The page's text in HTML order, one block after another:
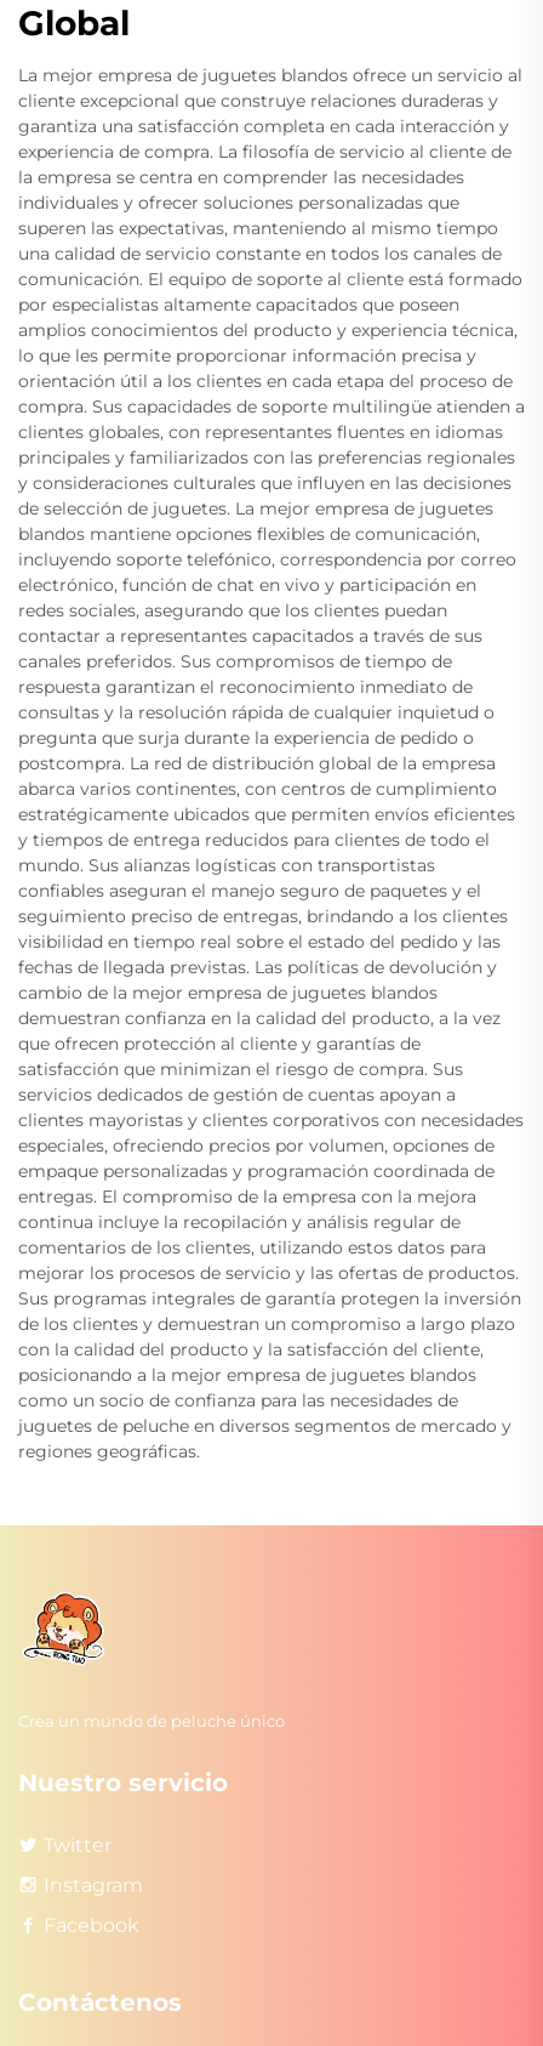
Global
La mejor empresa de juguetes blandos ofrece un servicio al
cliente excepcional que construye relaciones duraderas y
garantiza una satisfacción completa en cada interacción y
experiencia de compra. La filosofía de servicio al cliente de
la empresa se centra en comprender las necesidades
individuales y ofrecer soluciones personalizadas que
superen las expectativas, manteniendo al mismo tiempo
una calidad de servicio constante en todos los canales de
comunicación. El equipo de soporte al cliente está formado
por especialistas altamente capacitados que poseen
amplios conocimientos del producto y experiencia técnica,
lo que les permite proporcionar información precisa y
orientación útil a los clientes en cada etapa del proceso de
compra. Sus capacidades de soporte multilingüe atienden a
clientes globales, con representantes fluentes en idiomas
principales y familiarizados con las preferencias regionales
y consideraciones culturales que influyen en las decisiones
de selección de juguetes. La mejor empresa de juguetes
blandos mantiene opciones flexibles de comunicación,
incluyendo soporte telefónico, correspondencia por correo
electrónico, función de chat en vivo y participación en
redes sociales, asegurando que los clientes puedan
contactar a representantes capacitados a través de sus
canales preferidos. Sus compromisos de tiempo de
respuesta garantizan el reconocimiento inmediato de
consultas y la resolución rápida de cualquier inquietud o
pregunta que surja durante la experiencia de pedido o
postcompra. La red de distribución global de la empresa
abarca varios continentes, con centros de cumplimiento
estratégicamente ubicados que permiten envíos eficientes
y tiempos de entrega reducidos para clientes de todo el
mundo. Sus alianzas logísticas con transportistas
confiables aseguran el manejo seguro de paquetes y el
seguimiento preciso de entregas, brindando a los clientes
visibilidad en tiempo real sobre el estado del pedido y las
fechas de llegada previstas. Las políticas de devolución y
cambio de la mejor empresa de juguetes blandos
demuestran confianza en la calidad del producto, a la vez
que ofrecen protección al cliente y garantías de
satisfacción que minimizan el riesgo de compra. Sus
servicios dedicados de gestión de cuentas apoyan a
clientes mayoristas y clientes corporativos con necesidades
especiales, ofreciendo precios por volumen, opciones de
empaque personalizadas y programación coordinada de
entregas. El compromiso de la empresa con la mejora
continua incluye la recopilación y análisis regular de
comentarios de los clientes, utilizando estos datos para
mejorar los procesos de servicio y las ofertas de productos.
Sus programas integrales de garantía protegen la inversión
de los clientes y demuestran un compromiso a largo plazo
con la calidad del producto y la satisfacción del cliente,
posicionando a la mejor empresa de juguetes blandos
como un socio de confianza para las necesidades de
juguetes de peluche en diversos segmentos de mercado y
regiones geográficas.
Crea un mundo de peluche único
Nuestro servicio
Twitter
Instagram
Facebook
Contáctenos